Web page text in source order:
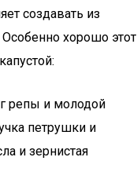
создавать из
хорошо этот
г репы и молодой
петрушки и
и зернистая